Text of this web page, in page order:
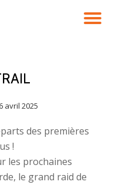
avril 2025
des premières
!
les prochaines
le grand raid de